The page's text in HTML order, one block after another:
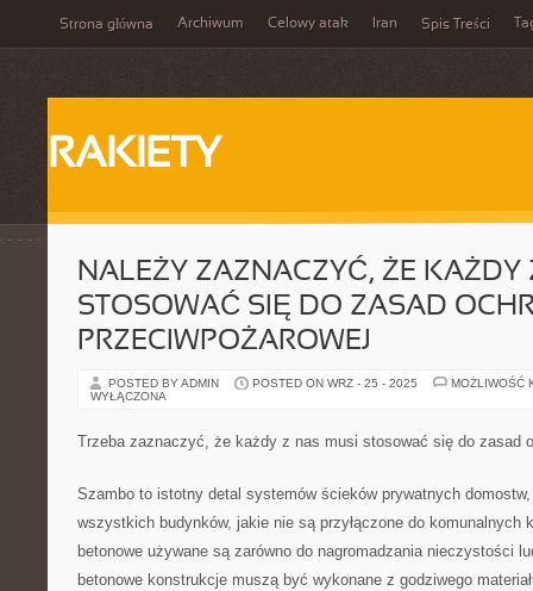
Strona główna Archiwum Celowy atak Iran Spis Treści
RAKIETY
NALEŻY ZAZNACZYĆ, ŻE KAŻDY
STOSOWAĆ SIĘ DO ZASAD
PRZECIWPOŻAROWEJ
POSTED BY ADMIN POSTED ON WRZ - 25 - 2025
MOŻLIWOŚĆ
WYŁĄCZONA
Trzeba zaznaczyć, że każdy z nas musi stosować się do zasad
Szambo to istotny detal systemów ścieków prywatnych
wszystkich budynków, jakie nie są przyłączone do komunalnych
betonowe używane są zarówno do nagromadzania nieczystości
betonowe konstrukcje muszą być wykonane z godziwego